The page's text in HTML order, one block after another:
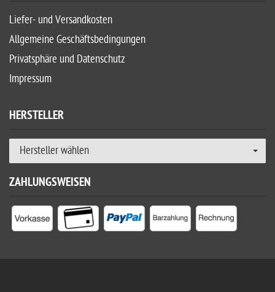
Liefer- und Versandkosten
Allgemeine Geschäftsbedingungen
Privatsphäre und Datenschutz
Impressum
HERSTELLER
Hersteller wählen
ZAHLUNGSWEISEN